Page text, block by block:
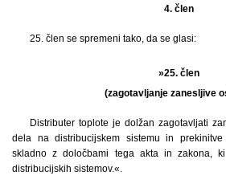
4. člen
25. člen se spremeni tako, da se glasi:
»25. člen
(zagotavljanje zanesljive
Distributer toplote je dolžan zagotavljati
dela na distribucijskem sistemu in
skladno z določbami tega akta in zakona,
distribucijskih sistemov.«.